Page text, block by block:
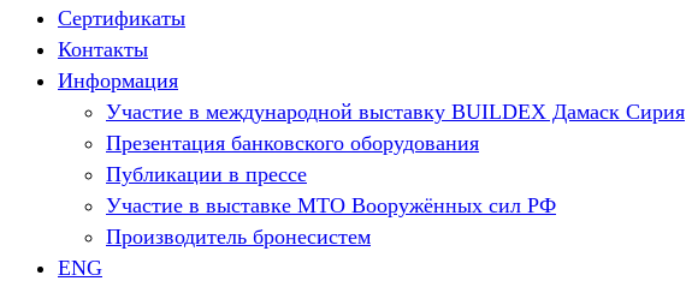
Сертификаты
Контакты
Информация
Участие в международной выставку BUILDEX Дамаск Сирия
Презентация банковского оборудования
Публикации в прессе
Участие в выставке МТО Вооружённых сил РФ
Производитель бронесистем
ENG